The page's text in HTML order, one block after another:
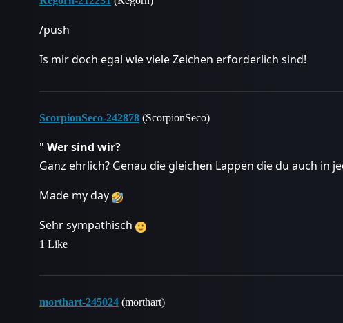
/push
Is mir doch egal wie viele Zeichen erforderlich sind!
ScorpionSeco-242878 (ScorpionSeco)
" Wer sind wir?
Ganz ehrlich? Genau die gleichen Lappen die du auch in
Made my day
Sehr sympathisch
1 Like
morthart-245024 (morthart)